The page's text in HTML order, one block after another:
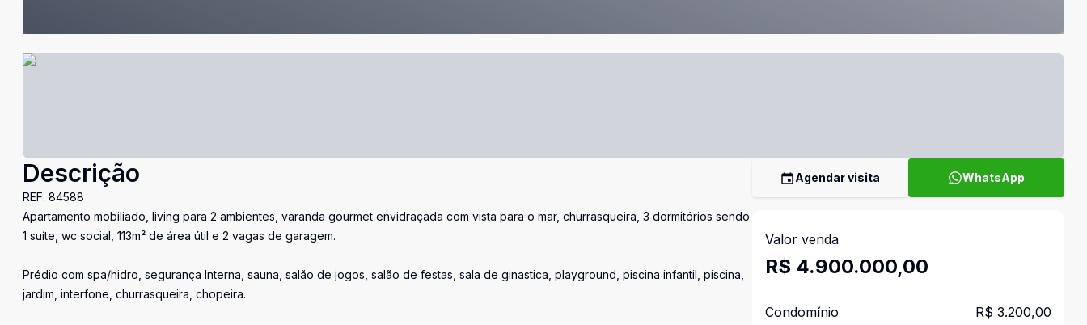
Descrição
REF. 84588
Apartamento mobiliado, living para 2 ambientes, varanda gourmet envidraçada com vista para o mar, churrasqueira, 3 dormitórios sendo
1 suíte, wc social, 113m² de área útil e 2 vagas de garagem.
Prédio com spa/hidro, segurança Interna, sauna, salão de jogos, salão de festas, sala de ginastica, playground, piscina infantil, piscina,
jardim, interfone, churrasqueira, chopeira.
Agendar visita WhatsApp
Valor venda
R$ 4.900.000,00
Condomínio R$ 3.200,00